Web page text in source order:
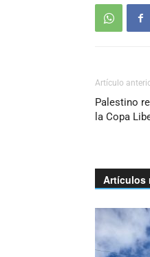
Artículo
Palestino
la Copa
Artículos